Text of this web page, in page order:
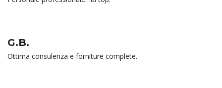
G.B.
Ottima consulenza e forniture complete.